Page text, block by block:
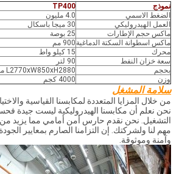
نموذج
TP400
الضغط الاسمي
4.0 مليون
العمل الهيدروليكي
30 ميجا باسكال
ماكس حجم الإطارات
25 بوصة
ماكس اسطوانة السكتة الدماغية 900 مم
محرك
15 كيلو واط
سعة خزان النفط
90 لتر
بحجم
L2770xW850xH2880 مم
وزن
4000 كجم
سلامة المشغل
من خلال المزايا المتعددة لمكابسنا القياسية
نحن نعلم أن مكابسنا الهيدروليكية ليست جيدة
التشغيل. نحن نقدم حارس أمن أمامي مما يزيد
مهم لنا ولشركتك. إن التزامنا الصارم بمعايير
وآمنة وموثوقة.